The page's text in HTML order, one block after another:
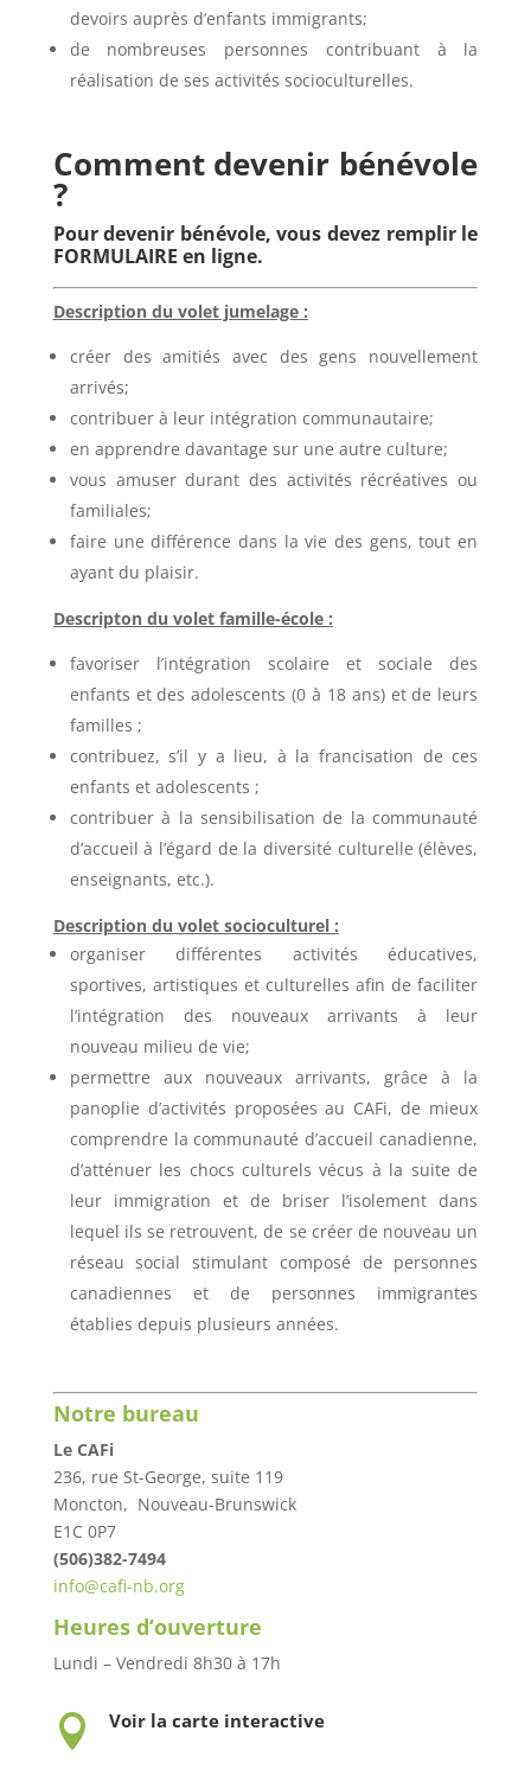
devoirs auprès d’enfants immigrants;
de nombreuses personnes contribuant à la
réalisation de ses activités socioculturelles.
Comment devenir bénévole
?
Pour devenir bénévole, vous devez remplir le
FORMULAIRE en ligne.
Description du volet jumelage :
créer des amitiés avec des gens nouvellement
arrivés;
contribuer à leur intégration communautaire;
en apprendre davantage sur une autre culture;
vous amuser durant des activités récréatives ou
familiales;
faire une différence dans la vie des gens, tout en
ayant du plaisir.
Descripton du volet famille-école :
favoriser l’intégration scolaire et sociale des
enfants et des adolescents (0 à 18 ans) et de leurs
familles ;
contribuez, s’il y a lieu, à la francisation de ces
enfants et adolescents ;
contribuer à la sensibilisation de la communauté
d’accueil à l’égard de la diversité culturelle (élèves,
enseignants, etc.).
Description du volet socioculturel :
organiser différentes activités éducatives,
sportives, artistiques et culturelles afin de faciliter
l’intégration des nouveaux arrivants à leur
nouveau milieu de vie;
permettre aux nouveaux arrivants, grâce à la
panoplie d’activités proposées au CAFi, de mieux
comprendre la communauté d’accueil canadienne,
d’atténuer les chocs culturels vécus à la suite de
leur immigration et de briser l’isolement dans
lequel ils se retrouvent, de se créer de nouveau un
réseau social stimulant composé de personnes
canadiennes et de personnes immigrantes
établies depuis plusieurs années.
Notre bureau
Le CAFi
236, rue St-George, suite 119
Moncton, Nouveau-Brunswick
E1C 0P7
(506)382-7494
info@cafi-nb.org
Heures d’ouverture
Lundi – Vendredi 8h30 à 17h
 Voir la carte interactive